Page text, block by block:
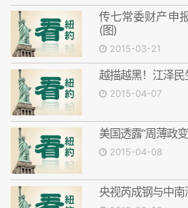
传七常委财产申
(图)
2015-03-21
越描越黑！江泽
2015-04-07
美国透露“周薄政
2015-04-08
央视芮成钢与中南